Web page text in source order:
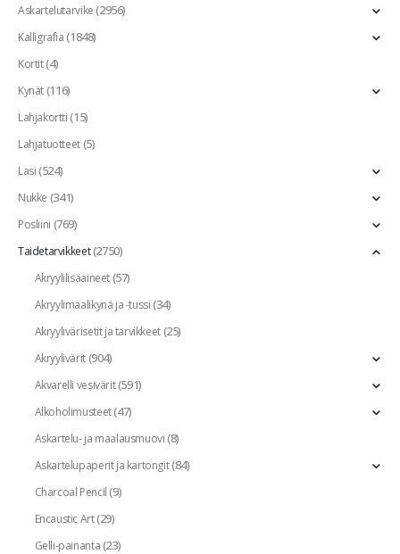
Askartelutarvike(2956)
Kalligrafia(1848)
Kortit(4)
Kynät(116)
Lahjakortti(15)
Lahjatuotteet(5)
Lasi(524)
Nukke (341)
Posliini (769)
Taidetarvikkeet(2750)
Akryylilisäaineet(57)
Akryylimaalikynä ja -tussi(34)
Akryylivärisetit ja tarvikkeet(25)
Akryylivärit(904)
Akvarelli vesivärit(591)
Alkoholimusteet(47)
Askartelu- ja maalausmuovi(8)
Askartelupaperit ja kartongit(84)
Charcoal Pencil(9)
Encaustic Art(29)
Gelli-painanta(23)